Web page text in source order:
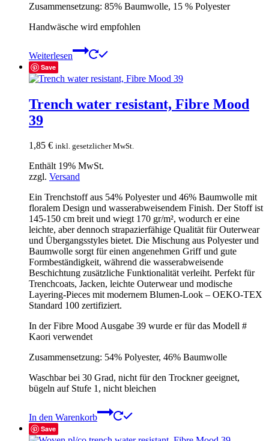
Zusammensetzung: 85% Baumwolle, 15 % Polyester
Handwäsche wird empfohlen
Weiterlesen
Save
Trench water resistant, Fibre Mood
39
1,85 € inkl. gesetzlicher MwSt.
Enthält 19% MwSt.
zzgl. Versand
Ein Trenchstoff aus 54% Polyester und 46% Baumwolle mit
floralem Design und wasserabweisendem Finish. Der Stoff ist
145-150 cm breit und wiegt 170 gr/m², wodurch er eine
leichte, aber dennoch strapazierfähige Qualität für Outerwear
und Übergangsstyles bietet. Die Mischung aus Polyester und
Baumwolle sorgt für einen angenehmen Griff und gute
Formbeständigkeit, während die wasserabweisende
Beschichtung zusätzliche Funktionalität verleiht. Perfekt für
Trenchcoats, Jacken, leichte Outerwear und modische
Layering-Pieces mit modernem Blumen-Look – OEKO-TEX
Standard 100 zertifiziert.
In der Fibre Mood Ausgabe 39 wurde er für das Modell #
Kaori verwendet
Zusammensetzung: 54% Polyester, 46% Baumwolle
Waschbar bei 30 Grad, nicht für den Trockner geeignet,
bügeln auf Stufe 1, nicht bleichen
In den Warenkorb
Save